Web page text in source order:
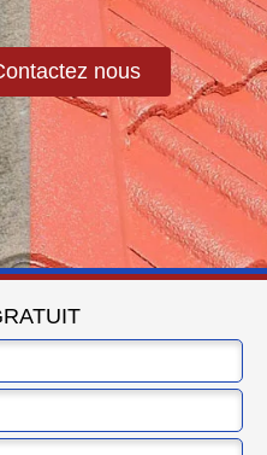
nous